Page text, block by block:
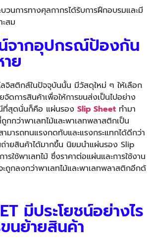
วนการทางศุลกากรได้รับการฝึกอบรมและมี
สม
น์จากอุปกรณ์ป้องกัน
ย
ลจิสติกส์ในปัจจุบันนั้น มีวัสดุใหม่ ๆ ให้เลือก
จัดการสินค้าเพื่อให้การขนส่งเป็นไปอย่าง
ที่สุดนั่นก็คือ แผ่นรอง Slip Sheet ทำมา
กกว่าพาเลทไม้และพาเลทพลาสติกเป็น
มารถทนแรงกดทับและแรงกระแทกได้ดีกว่า
ถ่ายสินค้าได้มากขึ้น นิยมนำแผ่นรอง Slip
รใช้พาเลทไม้ ซึ่งราคาต่อแผ่นและการใช้งาน
ะถูกลงกว่าพาเลทไม้และพาเลทพลาสติกอีกด้
มีประโยชน์อย่างไร
นย้ายสินค้า